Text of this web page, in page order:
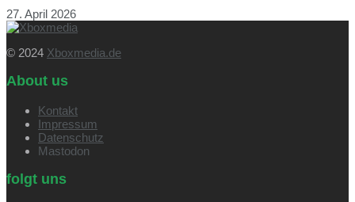
27. April 2026
© 2024 Xboxmedia.de
About us
Kontakt
Impressum
Datenschutz
Mastodon
folgt uns